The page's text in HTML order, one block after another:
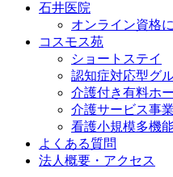
石井医院
オンライン資格
コスモス苑
ショートステイ
認知症対応型グ
介護付き有料ホ
介護サービス事
看護小規模多機
よくある質問
法人概要・アクセス